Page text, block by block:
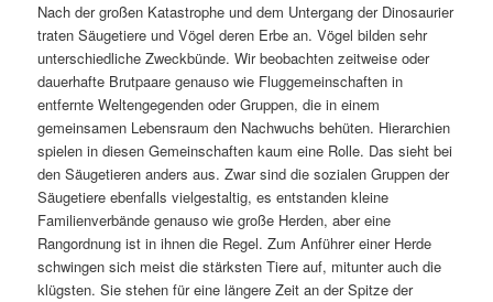
Nach der großen Katastrophe und dem Untergang der Dinosaurier
traten Säugetiere und Vögel deren Erbe an. Vögel bilden sehr
unterschiedliche Zweckbünde. Wir beobachten zeitweise oder
dauerhafte Brutpaare genauso wie Fluggemeinschaften in
entfernte Weltengegenden oder Gruppen, die in einem
gemeinsamen Lebensraum den Nachwuchs behüten. Hierarchien
spielen in diesen Gemeinschaften kaum eine Rolle. Das sieht bei
den Säugetieren anders aus. Zwar sind die sozialen Gruppen der
Säugetiere ebenfalls vielgestaltig, es entstanden kleine
Familienverbände genauso wie große Herden, aber eine
Rangordnung ist in ihnen die Regel. Zum Anführer einer Herde
schwingen sich meist die stärksten Tiere auf, mitunter auch die
klügsten. Sie stehen für eine längere Zeit an der Spitze der